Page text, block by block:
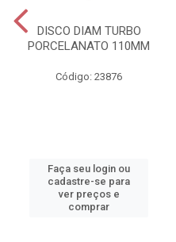
DISCO DIAM TURBO
PORCELANATO 110MM
Código: 23876
Faça seu login ou
cadastre-se para
ver preços e
comprar